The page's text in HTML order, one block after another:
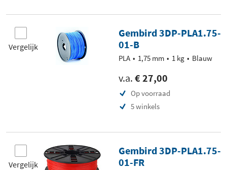
Vergelijk
Gembird 3DP-PLA1.75-
01-B
PLA 1,75 mm 1 kg Blauw
v.a. € 27,00
Op voorraad
5 winkels
Vergelijk
Gembird 3DP-PLA1.75-
01-FR